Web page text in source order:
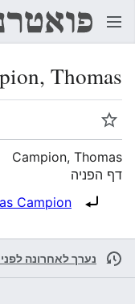
Thomas
מעקב
Campion, Thomas
דף הפניה
הפניה ל:
Campion
נערך לאחרונה לפני 13 שנים